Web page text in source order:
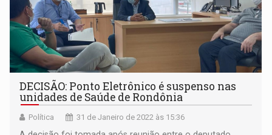
DECISÃO: Ponto Eletrônico é suspenso nas
unidades de Saúde de Rondônia
Política 31 de Janeiro de 2022 às 15:36